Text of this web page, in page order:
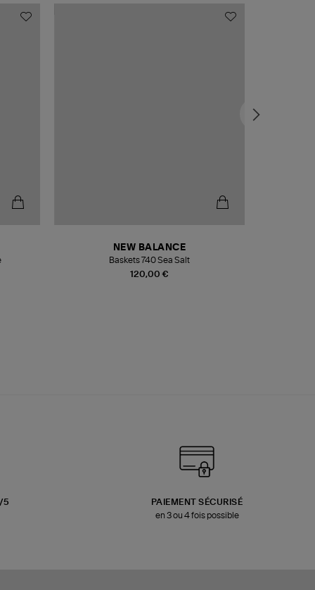
120,00 €
NEW BALANCE
Baskets 740 Sea Salt
5
PAIEMENT SÉCURISÉ
en 3 ou 4 fois possible